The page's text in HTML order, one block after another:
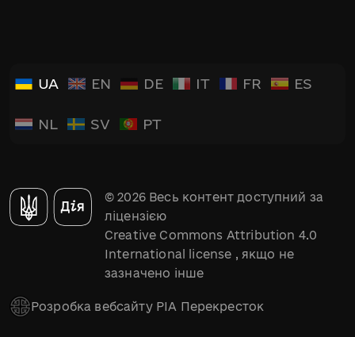
UA EN DE IT FR ES
NL SV PT
© 2026 Весь контент доступний за
ліцензією
Creative Commons Attribution 4.0
International license , якщо не
зазначено інше
Розробка вебсайту РІА Перекресток